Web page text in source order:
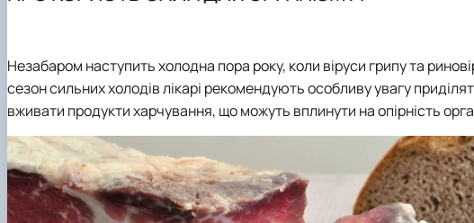
Навчально-науково-виробничі лабораторії
Сертифікатні курси
Практика студентів
Наукові гуртки
Незабаром наступить холодна пора року, коли віруси грипу та
сезон сильних холодів лікарі рекомендують особливу увагу
вживати продукти харчування, що можуть вплинути на опірність